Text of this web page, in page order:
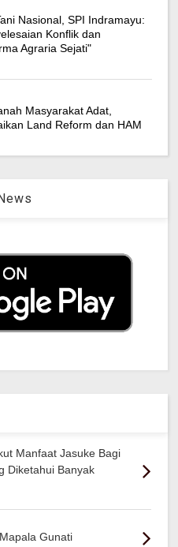
Nasional, SPI Indramayu:
Konflik dan
Agraria Sejati"
Masyarakat Adat,
Land Reform dan HAM
Manfaat Jasuke Bagi
Diketahui Banyak
Gunati